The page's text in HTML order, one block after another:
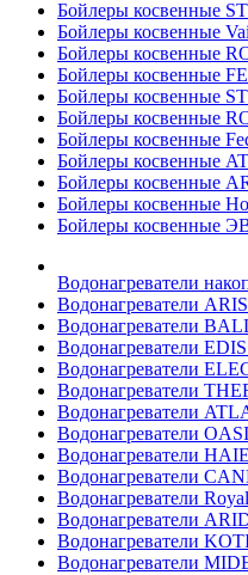
Бойлеры косвенные
Бойлеры косвенные
Бойлеры косвенные
Бойлеры косвенные
Бойлеры косвенные
Бойлеры косвенные
Бойлеры косвенные
Бойлеры косвенные
Бойлеры косвенные
Бойлеры косвенные
Бойлеры косвенные
Водонагреватели
Водонагреватели
Водонагреватели
Водонагреватели
Водонагреватели
Водонагреватели
Водонагреватели
Водонагреватели
Водонагреватели
Водонагреватели
Водонагреватели
Водонагреватели
Водонагреватели
Водонагреватели